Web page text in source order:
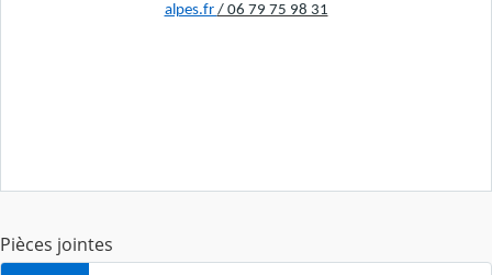
alpes.fr / 06 79 75 98 31
Pièces jointes